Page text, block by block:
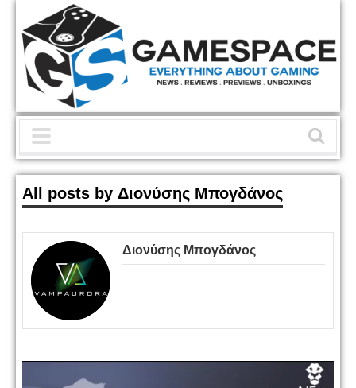
All posts by Διονύσης Μπογδάνος
Διονύσης Μπογδάνος